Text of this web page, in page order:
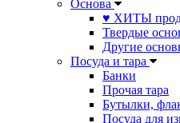
Основа
♥ ХИТЫ
Твердые
Другие
Посуда и тара
Банки
Прочая тара
Бутылки,
Посуда для